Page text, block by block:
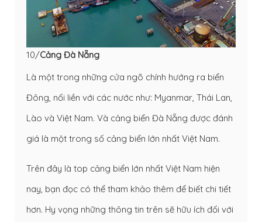
10/Cảng Đà Nẵng
Là một trong những cửa ngõ chính hướng ra biển
Đông, nối liền với các nước như: Myanmar, Thái Lan,
Lào và Việt Nam. Và cảng biển Đà Nẵng được đánh
giá là một trong số cảng biển lớn nhất Việt Nam.
Trên đây là top cảng biển lớn nhất Việt Nam hiện
nay, bạn đọc có thể tham khảo thêm để biết chi tiết
hơn. Hy vọng những thông tin trên sẽ hữu ích đối với